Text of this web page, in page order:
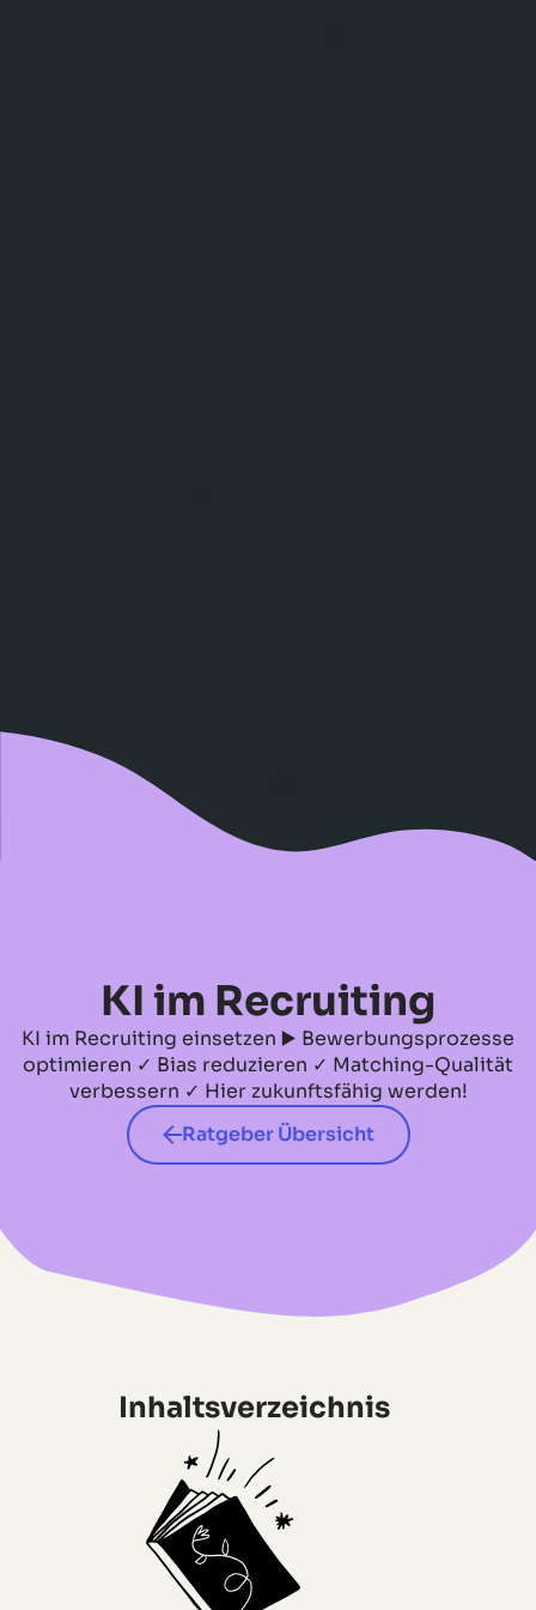
KI im Recruiting
KI im Recruiting einsetzen ▶️ Bewerbungsprozesse
optimieren ✓ Bias reduzieren ✓ Matching-Qualität
verbessern ✓ Hier zukunftsfähig werden!
Ratgeber Übersicht
Inhaltsverzeichnis